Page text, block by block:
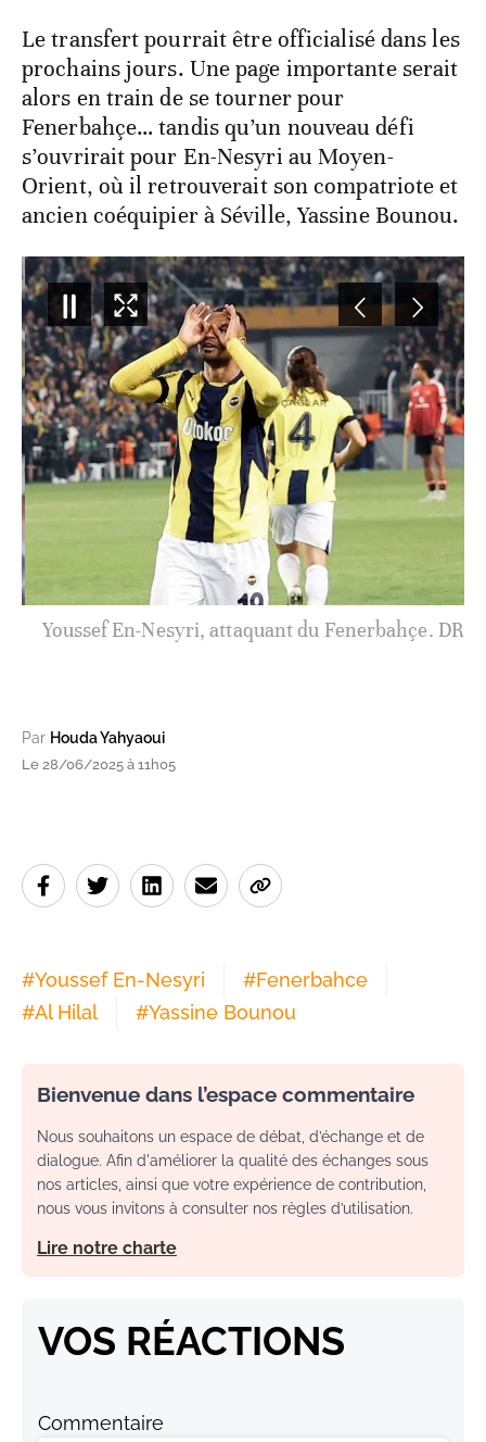
Le transfert pourrait être officialisé dans les
prochains jours. Une page importante serait
alors en train de se tourner pour
Fenerbahçe… tandis qu’un nouveau défi
s’ouvrirait pour En-Nesyri au Moyen-
Orient, où il retrouverait son compatriote et
ancien coéquipier à Séville, Yassine Bounou.
4/ 12
Youssef En-Nesyri, attaquant du Fenerbahçe. DR
Par Houda Yahyaoui
Le 28/06/2025 à 11h05
#Youssef En-Nesyri #Fenerbahce
#Al Hilal #Yassine Bounou
Bienvenue dans l’espace commentaire
Nous souhaitons un espace de débat, d’échange et de
dialogue. Afin d'améliorer la qualité des échanges sous
nos articles, ainsi que votre expérience de contribution,
nous vous invitons à consulter nos règles d’utilisation.
Lire notre charte
VOS RÉACTIONS
Commentaire